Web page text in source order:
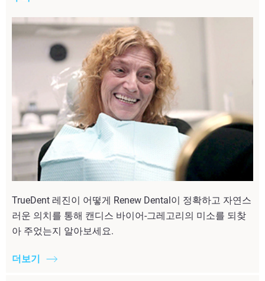
TrueDent 레진이 어떻게 Renew Dental이 정확하고 자연스
러운 의치를 통해 캔디스 바이어-그레고리의 미소를 되찾
아 주었는지 알아보세요.
더보기